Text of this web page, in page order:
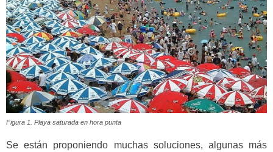
Figura 1. Playa saturada en hora punta
Se están proponiendo muchas soluciones, algunas más